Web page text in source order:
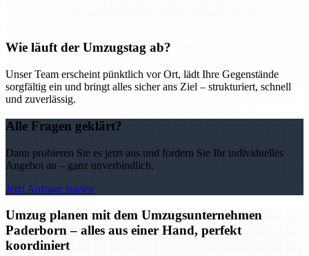
Wie läuft der Umzugstag ab?
Unser Team erscheint pünktlich vor Ort, lädt Ihre Gegenstände
sorgfältig ein und bringt alles sicher ans Ziel – strukturiert, schnell
und zuverlässig.
Alle Fragen geklärt?
Dann probieren Sie es jetzt aus und fordern Sie Ihr individuelles
Angebot an – ganz unverbindlich.
Jetzt Anfrage starten
Umzug planen mit dem Umzugsunternehmen
Paderborn – alles aus einer Hand, perfekt
koordiniert